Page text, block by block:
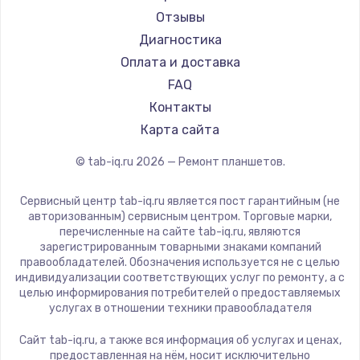
1330 руб.
Заказать
Замена видеокарты
2100 руб.
Заказать
3000 руб.
Заказать
Замена материнской платы
1590 руб.
Aquarius
Philips
Dell
HP
Getac
ZTE
CHUWI
Отзывы
Диагностика
Оплата и доставка
FAQ
Контакты
Карта сайта
© tab-iq.ru 2026 — Ремонт планшетов.
Сервисный центр tab-iq.ru является пост гарантийным (не
авторизованным) сервисным центром. Торговые марки,
перечисленные на сайте tab-iq.ru, являются
зарегистрированным товарными знаками компаний
правообладателей. Обозначения используется не с целью
индивидуализации соответствующих услуг по ремонту, а с
целью информирования потребителей о предоставляемых
услугах в отношении техники правообладателя
Сайт tab-iq.ru, а также вся информация об услугах и ценах,
предоставленная на нём, носит исключительно